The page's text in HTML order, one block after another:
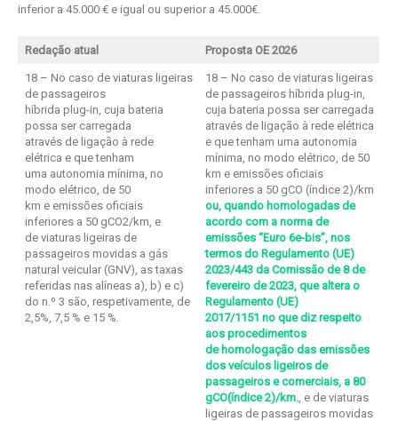
inferior a 45.000 € e igual ou superior a 45.000€.
Redação atual Proposta OE 2026
18 – No caso de viaturas ligeiras
de passageiros
híbrida plug-in, cuja bateria
possa ser carregada
através de ligação à rede
elétrica e que tenham
uma autonomia mínima, no
modo elétrico, de 50
km e emissões oficiais
inferiores a 50 gCO2/km, e
de viaturas ligeiras de
passageiros movidas a gás
natural veicular (GNV), as taxas
referidas nas alíneas a), b) e c)
do n.º 3 são, respetivamente, de
2,5%, 7,5 % e 15 %.
18 – No caso de viaturas ligeiras
de passageiros híbrida plug-in,
cuja bateria possa ser carregada
através de ligação à rede elétrica
e que tenham uma autonomia
mínima, no modo elétrico, de 50
km e emissões oficiais
inferiores a 50 gCO (índice 2)/km
ou, quando homologadas de
acordo com a norma de
emissões “Euro 6e-bis”, nos
termos do Regulamento (UE)
2023/443 da Comissão de 8 de
fevereiro de 2023, que altera o
Regulamento (UE)
2017/1151 no que diz respeito
aos procedimentos
de homologação das emissões
dos veículos ligeiros de
passageiros e comerciais, a 80
gCO(índice 2)/km., e de viaturas
ligeiras de passageiros movidas